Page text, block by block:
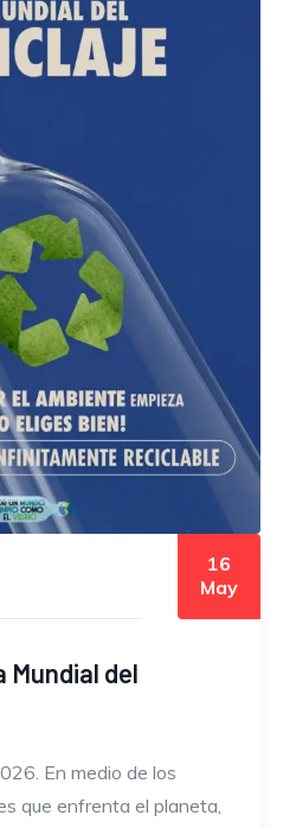
16
May
Mundial del
En medio de los
que enfrenta el planeta,